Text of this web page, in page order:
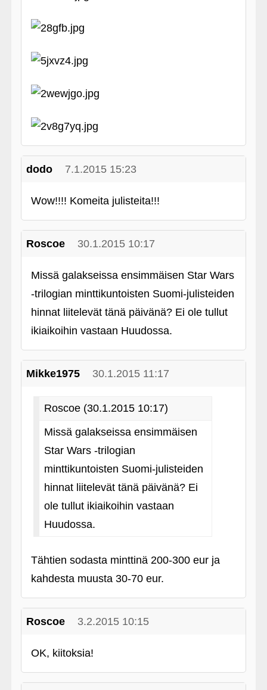
dodo 7.1.2015 15:23
Wow!!!! Komeita julisteita!!!
Roscoe 30.1.2015 10:17
Missä galakseissa ensimmäisen Star Wars
‑trilogian minttikuntoisten Suomi-julisteiden
hinnat liitelevät tänä päivänä? Ei ole tullut
ikiaikoihin vastaan Huudossa.
Mikke1975 30.1.2015 11:17
Roscoe (30.1.2015 10:17)
Missä galakseissa ensimmäisen
Star Wars ‑trilogian
minttikuntoisten Suomi-julisteiden
hinnat liitelevät tänä päivänä? Ei
ole tullut ikiaikoihin vastaan
Huudossa.
Tähtien sodasta minttinä 200-300 eur ja
kahdesta muusta 30-70 eur.
Roscoe 3.2.2015 10:15
OK, kiitoksia!